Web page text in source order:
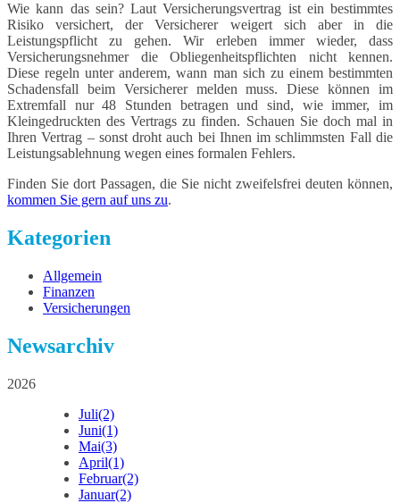
Wie kann das sein? Laut Versicherungsvertrag ist ein bestimmtes
Risiko versichert, der Versicherer weigert sich aber in die
Leistungspflicht zu gehen. Wir erleben immer wieder, dass
Versicherungsnehmer die Obliegenheitspflichten nicht kennen.
Diese regeln unter anderem, wann man sich zu einem bestimmten
Schadensfall beim Versicherer melden muss. Diese können im
Extremfall nur 48 Stunden betragen und sind, wie immer, im
Kleingedruckten des Vertrags zu finden. Schauen Sie doch mal in
Ihren Vertrag – sonst droht auch bei Ihnen im schlimmsten Fall die
Leistungsablehnung wegen eines formalen Fehlers.
Finden Sie dort Passagen, die Sie nicht zweifelsfrei deuten können,
kommen Sie gern auf uns zu.
Kategorien
Allgemein
Finanzen
Versicherungen
Newsarchiv
2026
Juli(2)
Juni(1)
Mai(3)
April(1)
Februar(2)
Januar(2)